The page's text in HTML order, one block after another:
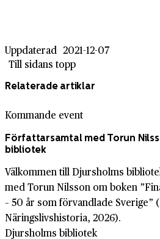
Uppdaterad 2021-12-07
Till sidans topp
Relaterade artiklar
Kommande event
Författarsamtal med Torun
bibliotek
Välkommen till Djursholms
med Torun Nilsson om boken
– 50 år som förvandlade Sverige”
Näringslivshistoria, 2026).
Djursholms bibliotek